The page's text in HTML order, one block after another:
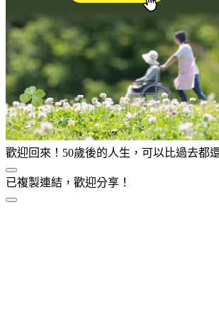
歡迎回來！50歲後的人生，可以比過去都
已複製連結，歡迎分享！